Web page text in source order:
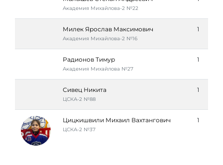
Академия Михайлова-2 №22
Милек Ярослав Максимович
Академия Михайлова-2 №16
1
Радионов Тимур
Академия Михайлова №27
1
Сивец Никита
ЦСКА-2 №88
1
Цицкишвили Михаил Вахтангович
ЦСКА-2 №37
1